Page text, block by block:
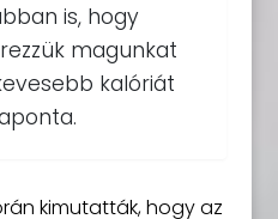
is, hogy
magunkat
kalóriát
kimutatták, hogy az